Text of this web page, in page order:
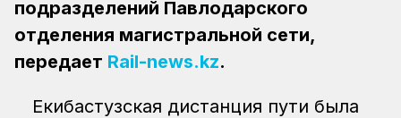
подразделений Павлодарского
отделения магистральной сети,
передает Rail-news.kz.
Екибастузская дистанция пути была